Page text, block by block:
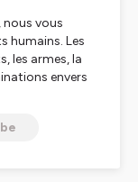
nous vous
humains. Les
les armes, la
envers
pour porter